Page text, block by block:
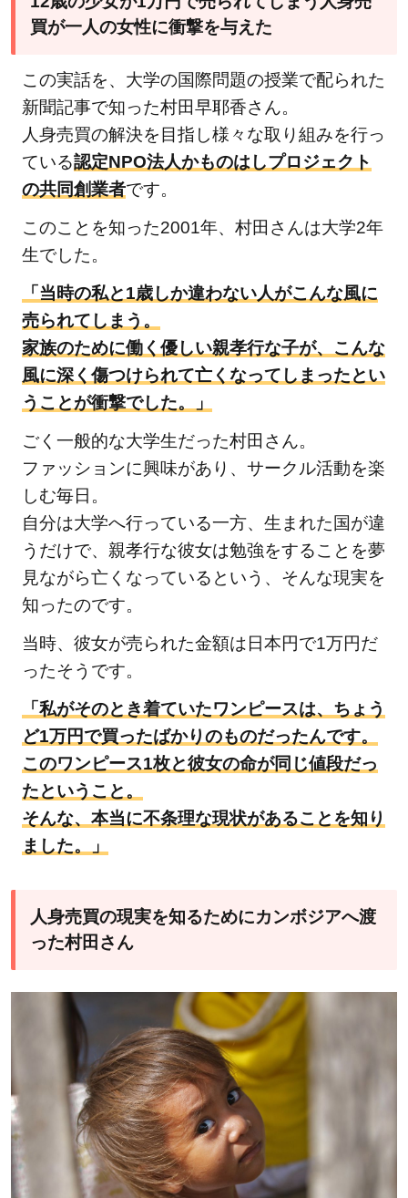
買が一人の女性に衝撃を与えた
この実話を、大学の国際問題の授業で配られた
新聞記事で知った村田早耶香さん。
人身売買の解決を目指し様々な取り組みを行っ
ている認定NPO法人かものはしプロジェクト
の共同創業者です。
このことを知った2001年、村田さんは大学2年
生でした。
「当時の私と1歳しか違わない人がこんな風に
売られてしまう。
家族のために働く優しい親孝行な子が、こんな
風に深く傷つけられて亡くなってしまったとい
うことが衝撃でした。」
ごく一般的な大学生だった村田さん。
ファッションに興味があり、サークル活動を楽
しむ毎日。
自分は大学へ行っている一方、生まれた国が違
うだけで、親孝行な彼女は勉強をすることを夢
見ながら亡くなっているという、そんな現実を
知ったのです。
当時、彼女が売られた金額は日本円で1万円だ
ったそうです。
「私がそのとき着ていたワンピースは、ちょう
ど1万円で買ったばかりのものだったんです。
このワンピース1枚と彼女の命が同じ値段だっ
たということ。
そんな、本当に不条理な現状があることを知り
ました。」
人身売買の現実を知るためにカンボジアへ渡
った村田さん